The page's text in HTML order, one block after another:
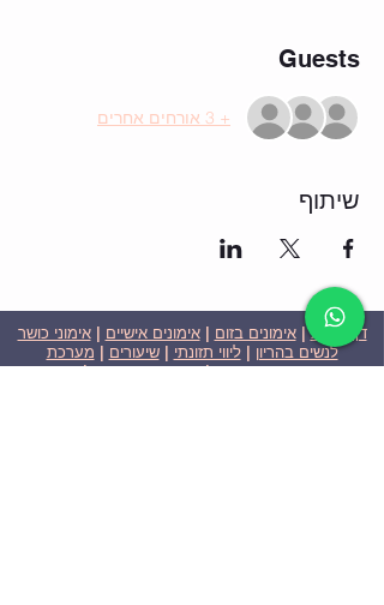
Guests
+ 3 אורחים אחרים
שיתוף
דף הבית|אימונים בזום |אימונים אישיים |אימוני כושר
לנשים בהריון |ליווי תזונתי |שיעורים | מערכת
שבועית-אימונים בזום|תוכניות ומחירים|סרטוני